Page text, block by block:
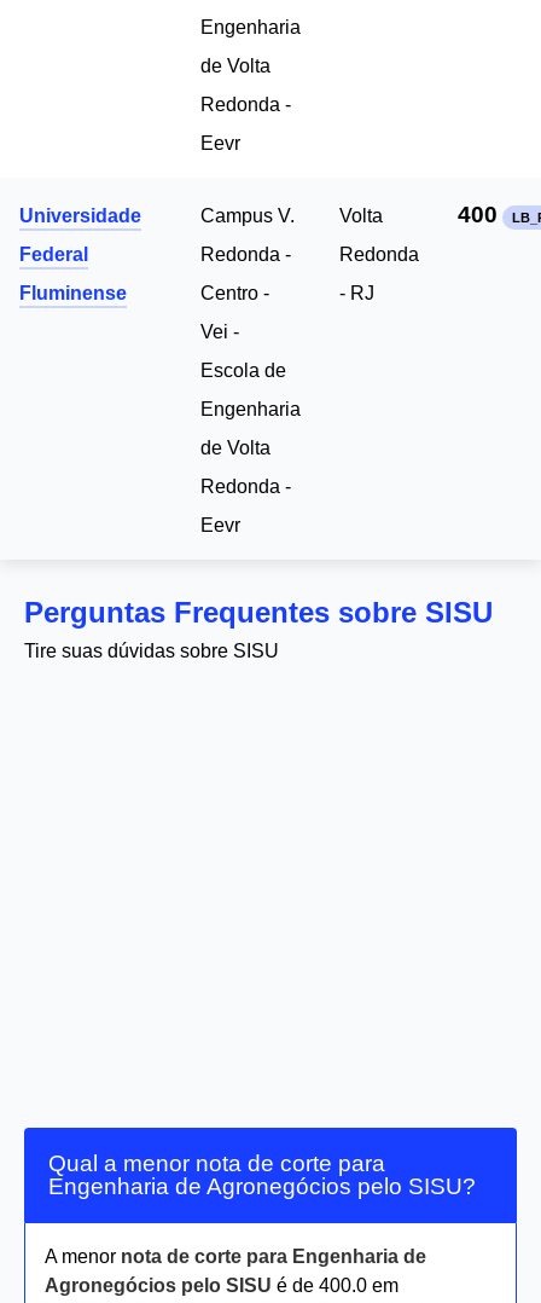
Engenharia
de Volta
Redonda -
Eevr
Universidade
Federal
Fluminense
Campus V.
Redonda -
Centro -
Vei -
Escola de
Engenharia
de Volta
Redonda -
Eevr
Volta
Redonda
- RJ
400
Perguntas Frequentes sobre SISU
Tire suas dúvidas sobre SISU
Qual a menor nota de corte para
Engenharia de Agronegócios pelo SISU?
A menor nota de corte para Engenharia de
Agronegócios pelo SISU é de 400.0 em